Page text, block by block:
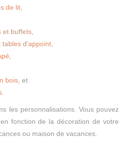
de lit
et buffets
tables d'appoint
bois , et
les personnalisations. Vous pouvez
fonction de la décoration de votre
ou maison de vacances.